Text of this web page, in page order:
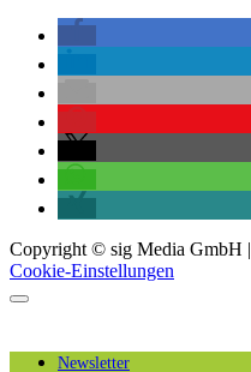
Copyright © sig Media GmbH |
Cookie-Einstellungen
Newsletter